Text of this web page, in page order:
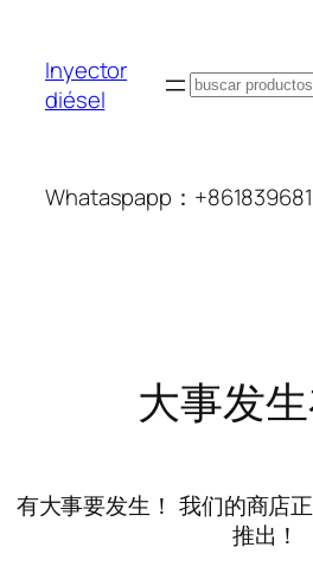
Inyector
diésel
搜
Whataspapp：
大事发
有大事要发生！ 我们的商店
推出！